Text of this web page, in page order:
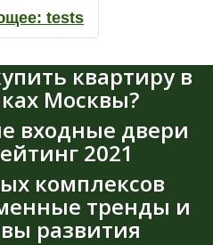
tests
квартиру в
Москвы?
входные двери
2021
комплексов
тренды и
развития